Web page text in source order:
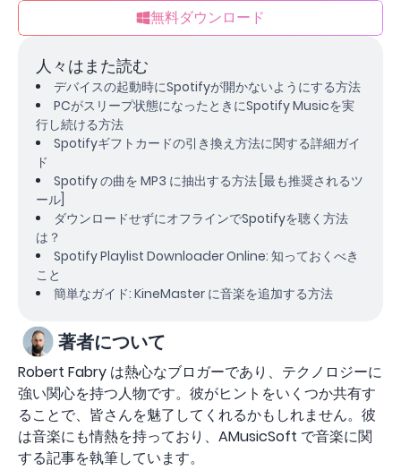
無料ダウンロード
人々はまた読む
デバイスの起動時にSpotifyが開かないようにする方法
PCがスリープ状態になったときにSpotify Musicを実
行し続ける方法
Spotifyギフトカードの引き換え方法に関する詳細ガイ
ド
Spotify の曲を MP3 に抽出する方法 [最も推奨されるツ
ール]
ダウンロードせずにオフラインでSpotifyを聴く方法
は？
Spotify Playlist Downloader Online: 知っておくべき
こと
簡単なガイド: KineMaster に音楽を追加する方法
著者について
Robert Fabry は熱心なブロガーであり、テクノロジーに
強い関心を持つ人物です。彼がヒントをいくつか共有す
ることで、皆さんを魅了してくれるかもしれません。彼
は音楽にも情熱を持っており、AMusicSoft で音楽に関
する記事を執筆しています。